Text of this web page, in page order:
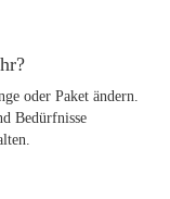
oder Paket ändern.
Bedürfnisse